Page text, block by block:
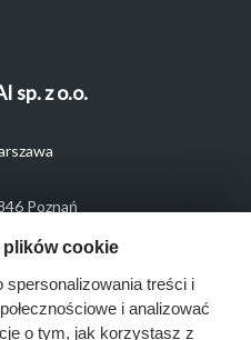
sp. z o.o.
Poznań
plików cookie
treści i
i analizować
o tym, jak korzystasz z